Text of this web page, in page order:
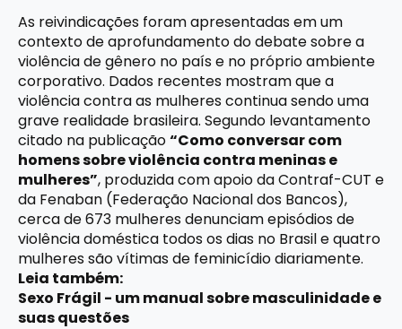
As reivindicações foram apresentadas em um
contexto de aprofundamento do debate sobre a
violência de gênero no país e no próprio ambiente
corporativo. Dados recentes mostram que a
violência contra as mulheres continua sendo uma
grave realidade brasileira. Segundo levantamento
citado na publicação“Como conversar com
homens sobre violência contra meninas e
mulheres”, produzida com apoio da Contraf-CUT e
da Fenaban (Federação Nacional dos Bancos),
cerca de 673 mulheres denunciam episódios de
violência doméstica todos os dias no Brasil e quatro
mulheres são vítimas de feminicídio diariamente.
Leia também:
Sexo Frágil - um manual sobre masculinidade e
suas questões